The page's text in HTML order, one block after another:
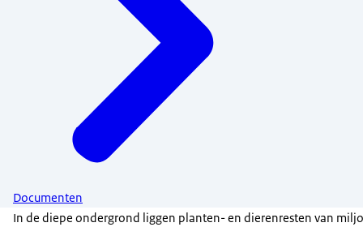
Documenten
In de diepe ondergrond liggen planten- en dierenresten van